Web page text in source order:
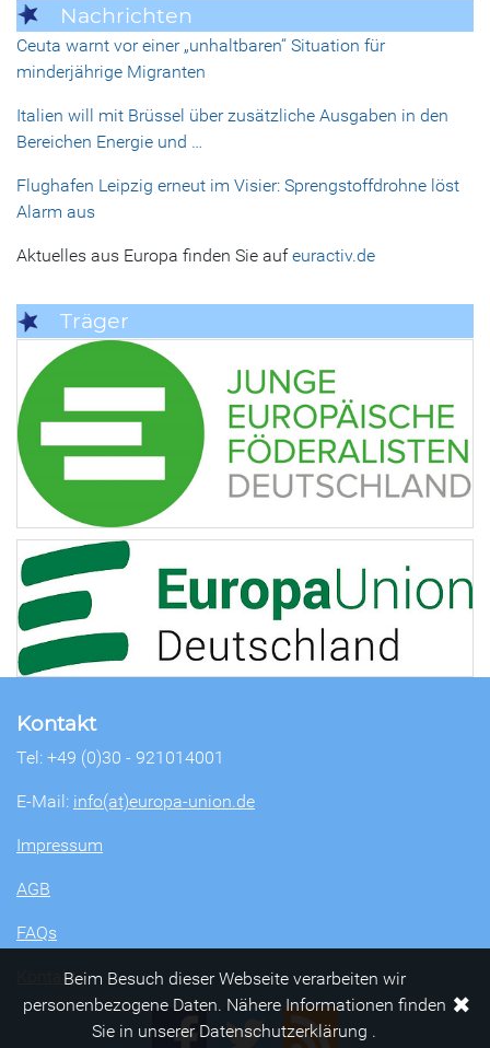
Nachrichten
Ceuta warnt vor einer „unhaltbaren“ Situation für
minderjährige Migranten
Italien will mit Brüssel über zusätzliche Ausgaben in den
Bereichen Energie und …
Flughafen Leipzig erneut im Visier: Sprengstoffdrohne löst
Alarm aus
Aktuelles aus Europa finden Sie aufeuractiv.de
Träger
Kontakt
Tel: +49 (0)30 - 921014001
E-Mail: info(at)europa-union.de
Impressum
AGB
FAQs
KontaktBeim Besuch dieser Webseite verarbeiten wir
personenbezogene Daten. Nähere Informationen finden
Sie in unserer Datenschutzerklärung .
✖